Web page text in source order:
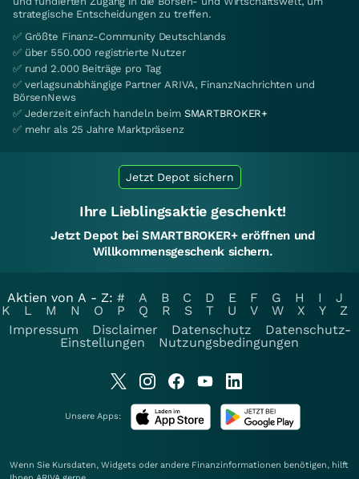
strategische Entscheidungen zu treffen.
✅ Größte Finanz-Community Deutschlands
✅ über 550.000 registrierte Nutzer
✅ rund 2.000 Beiträge pro Tag
✅ verlagsunabhängige Partner ARIVA, FinanzNachrichten und
BörsenNews
✅ Jederzeit einfach handeln beim SMARTBROKER+
✅ mehr als 25 Jahre Marktpräsenz
Jetzt Depot sichern
Ihre Lieblingsaktie geschenkt!
Jetzt Depot bei SMARTBROKER+ eröffnen und
Willkommensgeschenk sichern.
Aktien von A - Z: # A B C D E F G H I
J
K
L M N O P Q R S T U V W X Y
Z
Impressum
Disclaimer Datenschutz
Datenschutz-
Einstellungen
Nutzungsbedingungen
Unsere Apps:
Wenn Sie Kursdaten, Widgets oder andere Finanzinformationen benötigen, hilft